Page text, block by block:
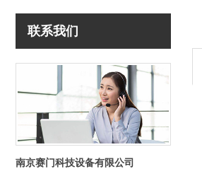
联系我们
南京赛门科技设备有限公司